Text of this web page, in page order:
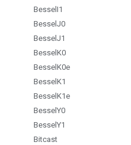
Bessel I1
Bessel J0
Bessel J1
Bessel K0
Bessel K0e
Bessel K1
Bessel K1e
Bessel Y0
Bessel Y1
Bitcast